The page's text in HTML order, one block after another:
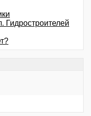
Гидростроителей